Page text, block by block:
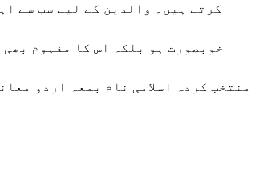
کرتے ہیں۔ والدین کے لیے سب سے
خوبصورت ہو بلکہ اس کا مفہوم
منتخب کردہ اسلامی نام بمعہ اردو